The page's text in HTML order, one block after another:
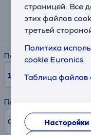
страницей. Все
этих файлов
третьей
Политика
cookie Euronics
Таблица файлов
Насторойки
Примерный
Период
10 мес.
Первый взнос
0% / 0,00 €